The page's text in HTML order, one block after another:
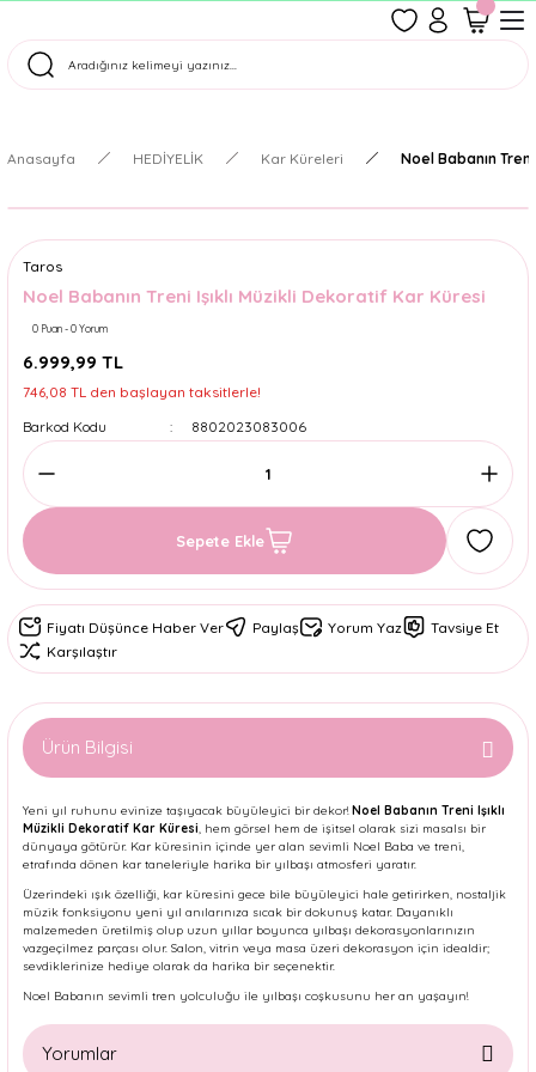
Tüm Siparişler Aynı Gün Kargoda!
Anasayfa HEDİYELİK Kar Küreleri Noel Babanın
Taros
Noel Babanın Treni Işıklı Müzikli Dekoratif Kar Küresi
0 Puan - 0 Yorum
6.999,99 TL
746,08 TL den başlayan taksitlerle!
Barkod Kodu
8802023083006
Sepete Ekle
Fiyatı Düşünce Haber Ver Paylaş Yorum Yaz
Tavsiye Et
Karşılaştır
Ürün Bilgisi
Yeni yıl ruhunu evinize taşıyacak büyüleyici bir dekor!Noel Babanın Treni Işıklı
Müzikli Dekoratif Kar Küresi, hem görsel hem de işitsel olarak sizi masalsı bir
dünyaya götürür. Kar küresinin içinde yer alan sevimli Noel Baba ve treni,
etrafında dönen kar taneleriyle harika bir yılbaşı atmosferi yaratır.
Üzerindeki ışık özelliği, kar küresini gece bile büyüleyici hale getirirken, nostaljik
müzik fonksiyonu yeni yıl anılarınıza sıcak bir dokunuş katar. Dayanıklı
malzemeden üretilmiş olup uzun yıllar boyunca yılbaşı dekorasyonlarınızın
vazgeçilmez parçası olur. Salon, vitrin veya masa üzeri dekorasyon için idealdir;
sevdiklerinize hediye olarak da harika bir seçenektir.
Noel Babanın sevimli tren yolculuğu ile yılbaşı coşkusunu her an yaşayın!
Yorumlar